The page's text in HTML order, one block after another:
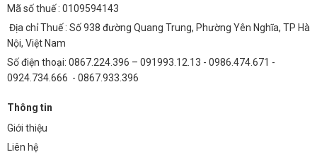
Mã số thuế : 0109594143
Địa chỉ Thuế : Số 938 đường Quang Trung, Phường Yên Nghĩa, TP Hà
Nội, Việt Nam
Số điện thoại: 0867.224.396 – 091993.12.13 - 0986.474.671 -
0924.734.666 - 0867.933.396
Thông tin
Giới thiệu
Liên hệ